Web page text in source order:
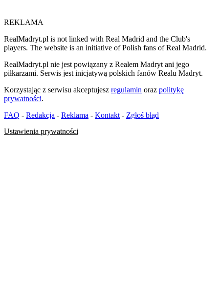
REKLAMA
RealMadryt.pl is not linked with Real Madrid and the Club's
players. The website is an initiative of Polish fans of Real Madrid.
RealMadryt.pl nie jest powiązany z Realem Madryt ani jego
piłkarzami. Serwis jest inicjatywą polskich fanów Realu Madryt.
Korzystając z serwisu akceptujesz regulamin oraz politykę
prywatności.
FAQ - Redakcja - Reklama - Kontakt - Zgłoś błąd
Ustawienia prywatności